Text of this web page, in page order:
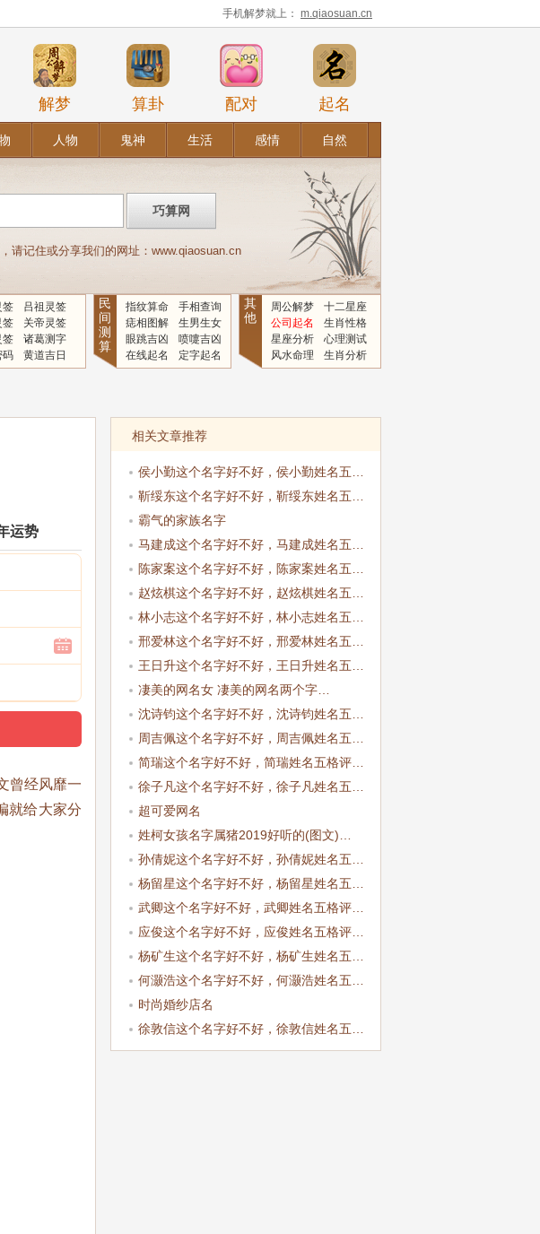
手机解梦就上： m.qiaosuan.cn
解梦 算卦 配对 起名
人物 鬼神 生活 感情 自然
请记住或分享我们的网址：www.qiaosuan.cn
签
吕祖灵签
签
关帝灵签
签
诸葛测字
码
黄道吉日
民
间
测
算
指纹算命
手相查询
痣相图解
生男生女
眼跳吉凶
喷嚏吉凶
在线起名
定字起名
其
他
周公解梦
十二星座
公司起名
生肖性格
星座分析
心理测试
风水命理
生肖分析
运势
曾经风靡一
就给大家分
相关文章推荐
侯小勤这个名字好不好，侯小勤姓名五…
靳绥东这个名字好不好，靳绥东姓名五…
霸气的家族名字
马建成这个名字好不好，马建成姓名五…
陈家案这个名字好不好，陈家案姓名五…
赵炫棋这个名字好不好，赵炫棋姓名五…
林小志这个名字好不好，林小志姓名五…
邢爱林这个名字好不好，邢爱林姓名五…
王日升这个名字好不好，王日升姓名五…
凄美的网名女 凄美的网名两个字…
沈诗钧这个名字好不好，沈诗钧姓名五…
周吉佩这个名字好不好，周吉佩姓名五…
简瑞这个名字好不好，简瑞姓名五格评…
徐子凡这个名字好不好，徐子凡姓名五…
超可爱网名
姓柯女孩名字属猪2019好听的(图文)…
孙倩妮这个名字好不好，孙倩妮姓名五…
杨留星这个名字好不好，杨留星姓名五…
武卿这个名字好不好，武卿姓名五格评…
应俊这个名字好不好，应俊姓名五格评…
杨矿生这个名字好不好，杨矿生姓名五…
何灏浩这个名字好不好，何灏浩姓名五…
时尚婚纱店名
徐敦信这个名字好不好，徐敦信姓名五…